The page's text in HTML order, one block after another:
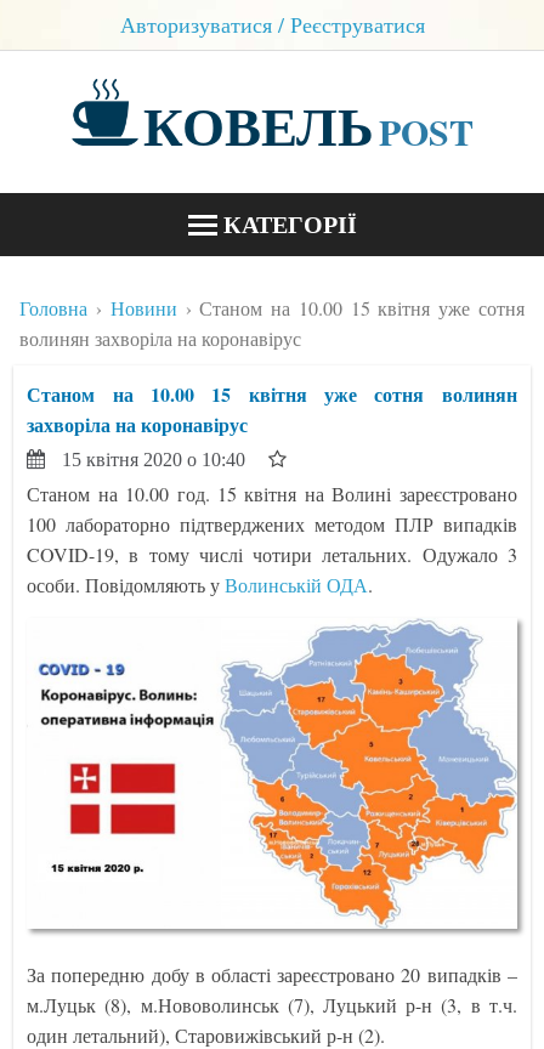
Авторизуватися / Реєструватися
КОВЕЛЬPOST
КАТЕГОРІЇ
БЛОГИ
КОНТАКТИ
Головна Новини
Станом на 10.00 15 квітня уже сотня
волинян захворіла на коронавірус
Станом на 10.00 15 квітня уже сотня волинян
захворіла на коронавірус
15 квітня 2020 о 10:40
Станом на 10.00 год. 15 квітня на Волині зареєстровано
100 лабораторно підтверджених методом ПЛР випадків
COVID-19, в тому числі чотири летальних. Одужало 3
особи. Повідомляють уВолинській ОДА.
За попередню добу в області зареєстровано 20 випадків –
м.Луцьк (8), м.Нововолинськ (7), Луцький р-н (3, в т.ч.
один летальний), Старовижівський р-н (2).